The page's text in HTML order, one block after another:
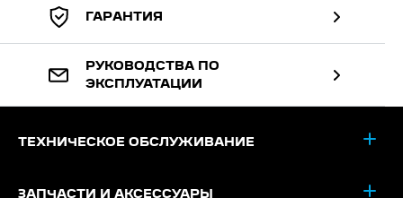
ГАРАНТИЯ
РУКОВОДСТВА ПО
ЭКСПЛУАТАЦИИ
ТЕХНИЧЕСКОЕ ОБСЛУЖИВАНИЕ
ЗАПЧАСТИ И АКСЕССУАРЫ